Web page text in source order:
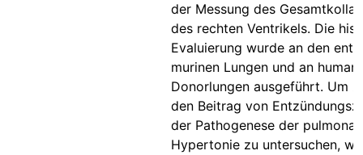
der Messung des
des rechten Ventrikels. Die
Evaluierung wurde an den
murinen Lungen und an
Donorlungen ausgeführt. Um
den Beitrag von
der Pathogenese der
Hypertonie zu untersuchen,